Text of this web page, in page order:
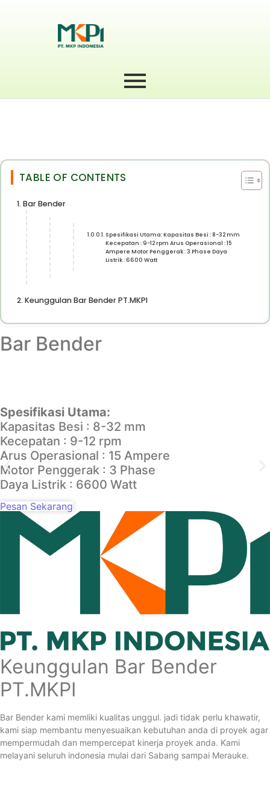
TABLE OF CONTENTS
Bar Bender
Spesifikasi Utama: Kapasitas Besi : 8-32 mm
Kecepatan : 9-12 rpm Arus Operasional : 15
Ampere Motor Penggerak : 3 Phase Daya
Listrik : 6600 Watt
Keunggulan Bar Bender PT.MKPI
Bar Bender
Spesifikasi Utama:
Kapasitas Besi : 8-32 mm
Kecepatan : 9-12 rpm
Arus Operasional : 15 Ampere
Motor Penggerak : 3 Phase
Daya Listrik : 6600 Watt
Pesan Sekarang
Keunggulan Bar Bender
PT.MKPI
Bar Bender kami memliki kualitas unggul. jadi tidak perlu khawatir,
kami siap membantu menyesuaikan kebutuhan anda di proyek agar
mempermudah dan mempercepat kinerja proyek anda. Kami
melayani seluruh indonesia mulai dari Sabang sampai Merauke.